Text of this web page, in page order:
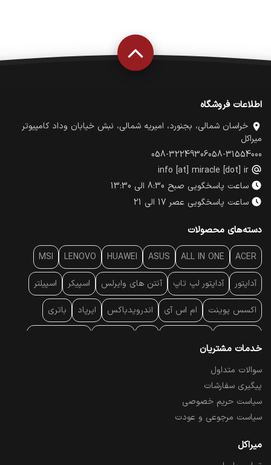
اطلاعات فروشگاه
خراسان شمالی، بجنورد، امیریه شمالی، نبش خیابان وداد کامپیوتر
میراکل
058-31554000
058-32249306
info [at] miracle [dot] ir
ساعت پاسخگویی صبح 8:30 الی 13:30
ساعت پاسخگویی عصر 17 الی 21
دسته‌های محصولات
ACER
ALL IN ONE
ASUS
HUAWEI
LENOVO
MSI
آداپتور آداپتور لپ تاپ آنتن‌ های وایرلس اسپیکر اسپیلتر
اکسس پوینت ام اس آی اندرویدباکس ایرپاد باتری
پایه سقفی
پرده نمایش
تبلت و موبایل تجهیزات پسیو شبکه
تلویزیون
خدمات مشتریان
سوالات متداول
پیگیری سفارشات
سیاست حریم خصوصی
سیاست مرجوعی و عودت
میراکل